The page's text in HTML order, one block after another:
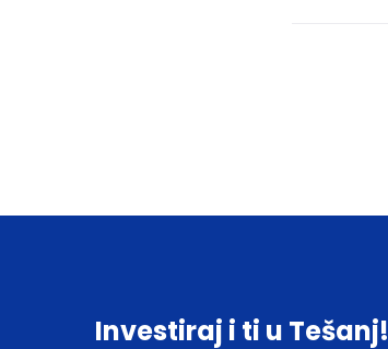
Investiraj i ti u Tešanj!